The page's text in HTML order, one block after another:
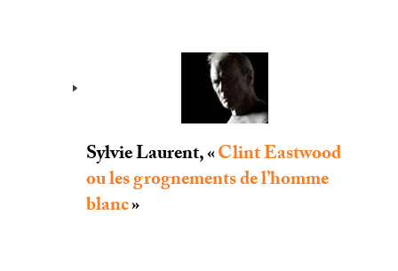
Sylvie Laurent, «Clint Eastwood
ou les grognements de l’homme
blanc»